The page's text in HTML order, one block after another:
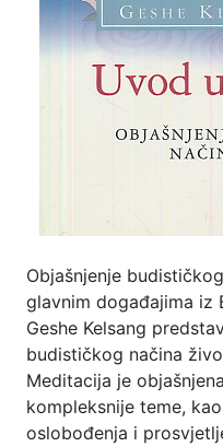
Objašnjenje
glavnim događajima iz
Geshe Kelsang
budističkog načina
Meditacija je
kompleksnije teme,
oslobođenja i